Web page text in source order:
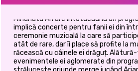
Minunata Ari are întotdeauna un
implică concerte pentru fanii ei din
ceremonie muzicală la care să
atât de rare, dar îi place să profite la
răcească cu câinele ei drăguț.
evenimentele ei aglomerate din